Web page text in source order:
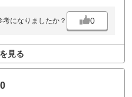
考になりましたか？ 0
見る